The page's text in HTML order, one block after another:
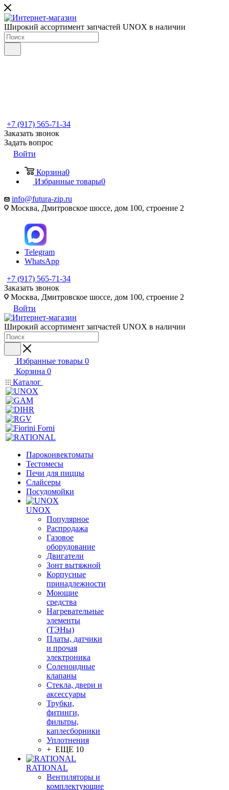
Широкий ассортимент запчастей UNOX в наличии
+7 (917) 565-71-34
Заказать звонок
Задать вопрос
Войти
Корзина0
Избранные товары0
info@futura-zip.ru
Москва, Дмитровское шоссе, дом 100, строение 2
Telegram
WhatsApp
+7 (917) 565-71-34
Заказать звонок
Москва, Дмитровское шоссе, дом 100, строение 2
Войти
Широкий ассортимент запчастей UNOX в наличии
Избранные товары 0
Корзина 0
Каталог
Пароконвектоматы
Тестомесы
Печи для пиццы
Слайсеры
Посудомойки
UNOX
Популярное
Распродажа
Газовое
оборудование
Двигатели
Зонт вытяжной
Корпусные
принадлежности
Моющие
средства
Нагревательные
элементы
(ТЭНы)
Платы, датчики
и прочая
электроника
Соленоидные
клапаны
Стекла, двери и
аксессуары
Трубки,
фитинги,
фильтры,
каплесборники
Уплотнения
+ ЕЩЕ 10
RATIONAL
Вентиляторы и
комплектующие